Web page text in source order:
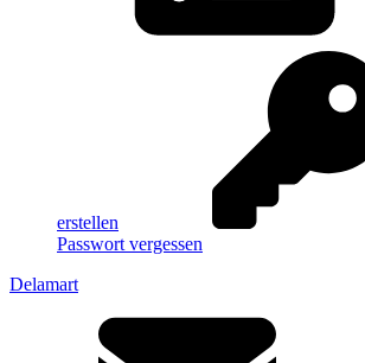
erstellen
Passwort vergessen
Delamart